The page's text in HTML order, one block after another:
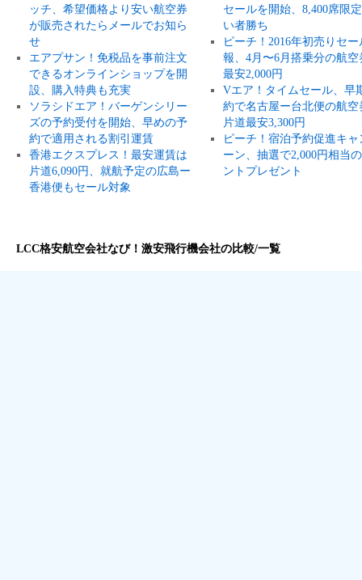
ッチ、希望価格より安い航空券
が販売されたらメールでお知ら
せ
エアプサン！免税品を事前注文
できるオンラインショップを開
設、購入特典も充実
ソラシドエア！バーゲンシリー
ズの予約受付を開始、早めの予
約で適用される割引運賃
香港エクスプレス！最安運賃は
片道6,090円、就航予定の広島ー
香港便もセール対象
セールを開始、8,400席限
い者勝ち
ピーチ！2016年初売りセー
報、4月〜6月搭乗分の航空
最安2,000円
Vエア！タイムセール、早
約で名古屋ー台北便の航空
片道最安3,300円
ピーチ！宿泊予約促進キャ
ーン、抽選で2,000円相当
ントプレゼント
LCC格安航空会社なび！激安飛行機会社の比較/一覧